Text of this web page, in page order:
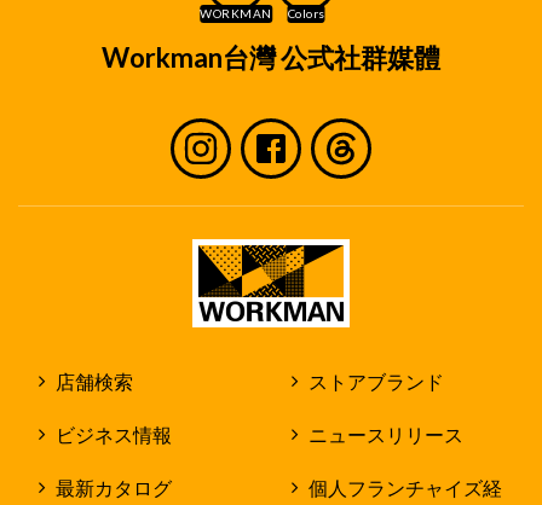
Workman台灣 公式社群媒體
店舗検索 ストアブランド
ビジネス情報 ニュースリリース
最新カタログ 個人フランチャイズ経